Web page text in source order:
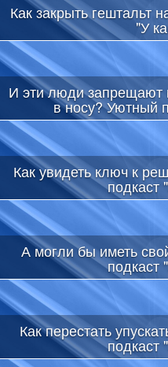
Как закрыть гештальт
"У
И эти люди запрещают
в носу? Уютный
Как увидеть ключ к
подкаст
А могли бы иметь
подкаст
Как перестать
подкаст